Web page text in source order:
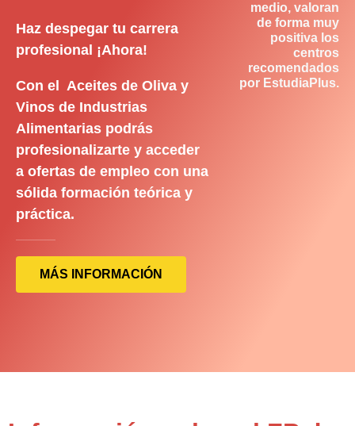
Haz despegar tu carrera
profesional ¡Ahora!
Con el Aceites de Oliva y
Vinos de Industrias
Alimentarias podrás
profesionalizarte y acceder
a ofertas de empleo con una
sólida formación teórica y
práctica.
MÁS INFORMACIÓN
medio, valoran
de forma muy
positiva los
centros
recomendados
por EstudiaPlus.